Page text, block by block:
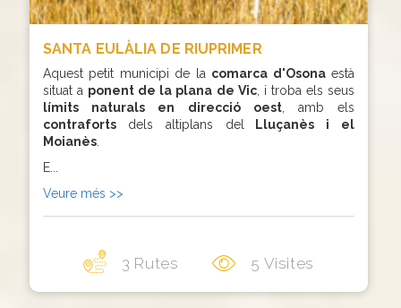
SANTA EULÀLIA DE RIUPRIMER
Aquest petit municipi de la comarca d'Osonaestà
situat a ponent de la plana de Vic, i troba els seus
límits naturals en direcció oest, amb els
contraforts dels altiplans del
Lluçanès i el
Moianès
E...
Veure més >>
3 Rutes 5 Visites